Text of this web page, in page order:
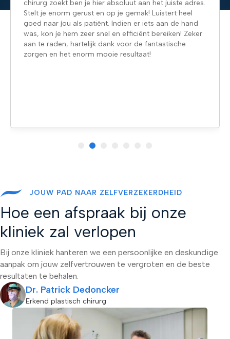
chirurg zoekt ben je hier absoluut aan het juiste adres.
Stelt je enorm gerust en op je gemak! Luistert heel
goed naar jou als patiënt. Indien er iets aan de hand
was, kon je hem zeer snel en efficiënt bereiken! Zeker
aan te raden, hartelijk dank voor de fantastische
zorgen en het enorm mooie resultaat!
JOUW PAD NAAR ZELFVERZEKERDHEID
Hoe een afspraak bij onze
kliniek zal verlopen
Bij onze kliniek hanteren we een persoonlijke en deskundige
aanpak om jouw zelfvertrouwen te vergroten en de beste
resultaten te behalen.
Dr. Patrick Dedoncker
Erkend plastisch chirurg